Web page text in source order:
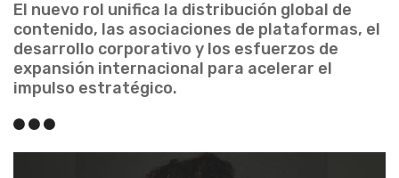
El nuevo rol unifica la distribución global de
contenido, las asociaciones de plataformas, el
desarrollo corporativo y los esfuerzos de
expansión internacional para acelerar el
impulso estratégico.